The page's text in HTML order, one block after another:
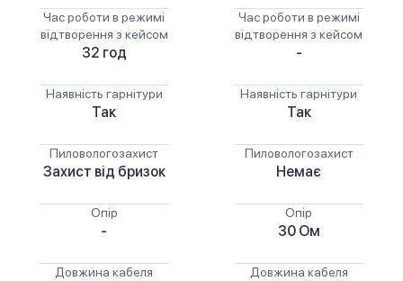
Час роботи в режимі
відтворення з кейсом
32 год
Наявність гарнітури
Так
Пиловологозахист
Захист від бризок
Опір
-
Довжина кабеля
Час роботи в режимі
відтворення з кейсом
-
Наявність гарнітури
Так
Пиловологозахист
Немає
Опір
30 Ом
Довжина кабеля